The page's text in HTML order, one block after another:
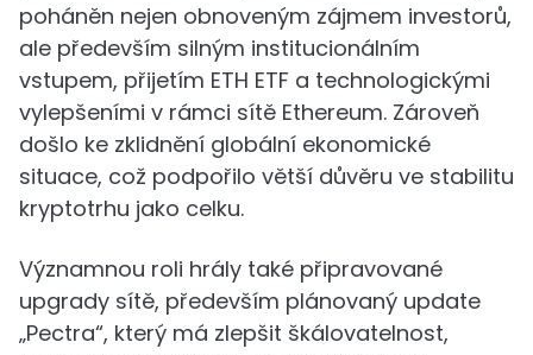
poháněn nejen obnoveným zájmem investorů,
ale především silným institucionálním
vstupem, přijetím ETH ETF a technologickými
vylepšeními v rámci sítě Ethereum. Zároveň
došlo ke zklidnění globální ekonomické
situace, což podpořilo větší důvěru ve stabilitu
kryptotrhu jako celku.
Významnou roli hrály také připravované
upgrady sítě, především plánovaný update
„Pectra“, který má zlepšit škálovatelnost,